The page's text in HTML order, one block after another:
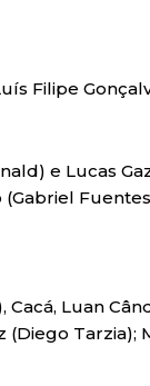
Filipe
e Lucas
Luan
Tarzia);